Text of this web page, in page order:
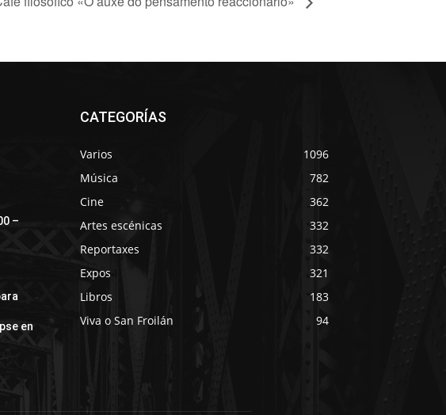
–
en
CATEGORÍAS
Varios
1096
Música
782
Cine
362
Artes escénicas
332
Reportaxes
332
Expos
321
Libros
183
Viva o San Froilán
94